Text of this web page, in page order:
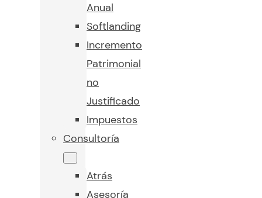
Anual
Softlanding
Incremento
Patrimonial
no
Justificado
Impuestos
Consultoría
Atrás
Asesoría